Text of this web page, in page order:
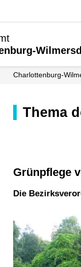
Charlottenburg-
Thema
Grünpflege
Die